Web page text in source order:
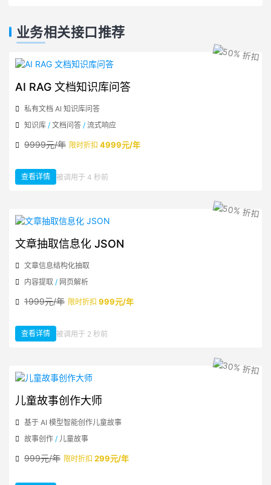
业务相关接口推荐
AI RAG 文档知识库问答
私有文档 AI 知识库问答
知识库 / 文档问答 / 流式响应
9999元/年 限时折扣 4999元/年
查看详情：AI RAG 文档知识库问答
被调用于 4 秒前
文章抽取信息化 JSON
文章信息结构化抽取
内容提取 / 网页解析
1999元/年 限时折扣 999元/年
查看详情：文章抽取信息化 JSON
被调用于 2 秒前
儿童故事创作大师
基于 AI 模型智能创作儿童故事
故事创作 / 儿童故事
999元/年 限时折扣 299元/年